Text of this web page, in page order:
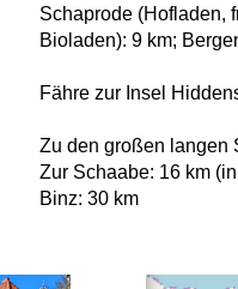
Schaprode (Hofladen,
Bioladen): 9 km;
Fähre zur Insel
Zu den großen langen
Zur Schaabe: 16 km
Binz: 30 km